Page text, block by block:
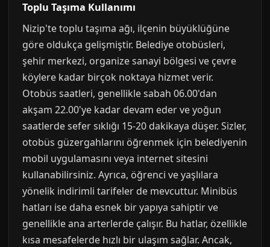
Toplu Taşıma Kullanımı
Nizip'te toplu taşıma ağı, ilçenin büyüklüğüne
göre oldukça gelişmiştir. Belediye otobüsleri,
şehir merkezi, organize sanayi bölgesi ve çevre
köylere kadar birçok noktaya hizmet verir.
Otobüs saatleri, genellikle sabah 06.00'dan
akşam 22.00'ye kadar devam eder ve yoğun
saatlerde sefer sıklığı 15-20 dakikaya düşer. Sizler,
otobüs güzergahlarını öğrenmek için belediyenin
mobil uygulamasını veya internet sitesini
kullanabilirsiniz. Ayrıca, öğrenci ve yaşlılara
yönelik indirimli tarifeler de mevcuttur. Minibüs
hatları ise daha esnek bir yapıya sahiptir ve
genellikle ana arterlerde çalışır. Bu hatlar, özellikle
kısa mesafelerde hızlı bir ulaşım sağlar. Ancak,